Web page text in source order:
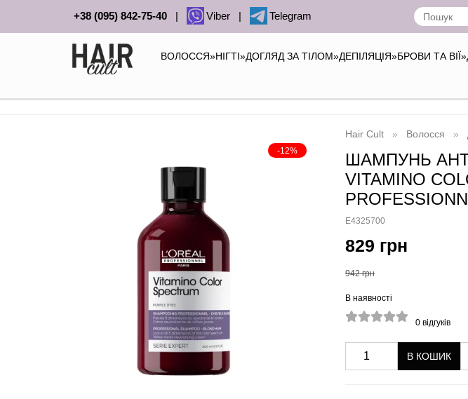
+38 (095) 842-75-40 | Viber | Telegram
ВОЛОССЯ»НІГТІ»ДОГЛЯД ЗА ТІЛОМ»ДЕПІЛЯЦІЯ»БРОВИ ТА ВІЇ»
-12%
Hair Cult Волосся
ШАМПУНЬ
VITAMINO
E4325700
829 грн
942 грн
В наявності
0 відгуків
В КОШИК